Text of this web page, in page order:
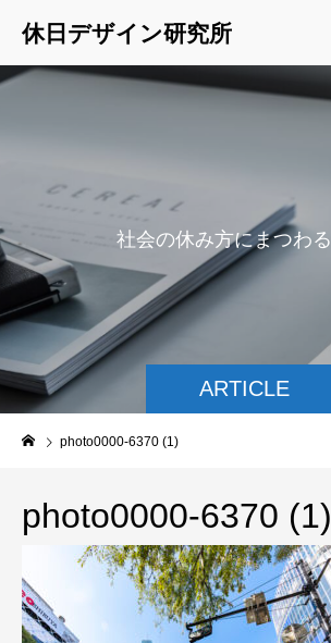
休日デザイン研究所
ARTICLE
の休み方にまつわる記事
photo0000-6370 (1)
photo0000-6370 (1)